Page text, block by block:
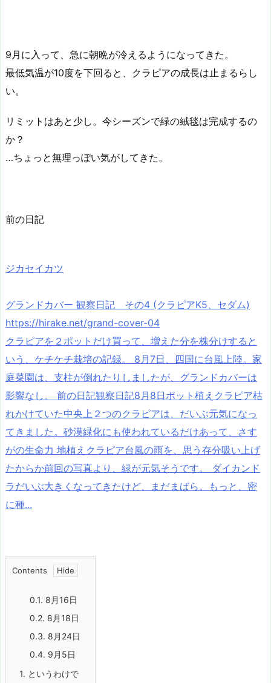
9月に入って、急に朝晩が冷えるようになってきた。
最低気温が10度を下回ると、クラピアの成長は止まるらし
い。
リミットはあと少し。今シーズンで緑の絨毯は完成するの
か？
…ちょっと無理っぽい気がしてきた。
前の日記
ジカセイカツ
グランドカバー 観察日記 その4 (クラピアK5、セダム)
https://hirake.net/grand-cover-04
クラピアを２ポットだけ買って、増えた分を株分けすると
いう、ケチケチ栽培の記録。 8月7日、四国に台風上陸。家
庭菜園は、支柱が倒れたりしましたが、グランドカバーは
影響なし。 前の日記観察日記8月8日ポット植えクラピア枯
れかけていた中央上２つのクラピアは、だいぶ元気になっ
てきました。砂漠緑化にも使われているだけあって、さす
がの生命力 地植えクラピア台風の雨を、思う存分吸い上げ
たからか前回の写真より、緑が元気そうです。 ダイカンド
ラだいぶ大きくなってきたけど、まだまばら。もっと、密
に種...
Contents
0.1. 8月16日
0.2. 8月18日
0.3. 8月24日
0.4. 9月5日
1. というわけで